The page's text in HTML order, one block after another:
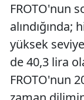
FROTO'nun
yüksek
de 40,3 lira
FROTO'nun